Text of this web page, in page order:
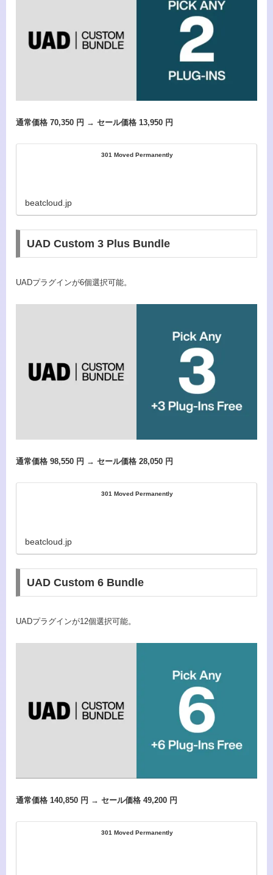
通常価格 70,350 円 → セール価格 13,950 円
301 Moved Permanently
beatcloud.jp
UAD Custom 3 Plus Bundle
UADプラグインが6個選択可能。
通常価格 98,550 円 → セール価格 28,050 円
301 Moved Permanently
beatcloud.jp
UAD Custom 6 Bundle
UADプラグインが12個選択可能。
通常価格 140,850 円 → セール価格 49,200 円
301 Moved Permanently